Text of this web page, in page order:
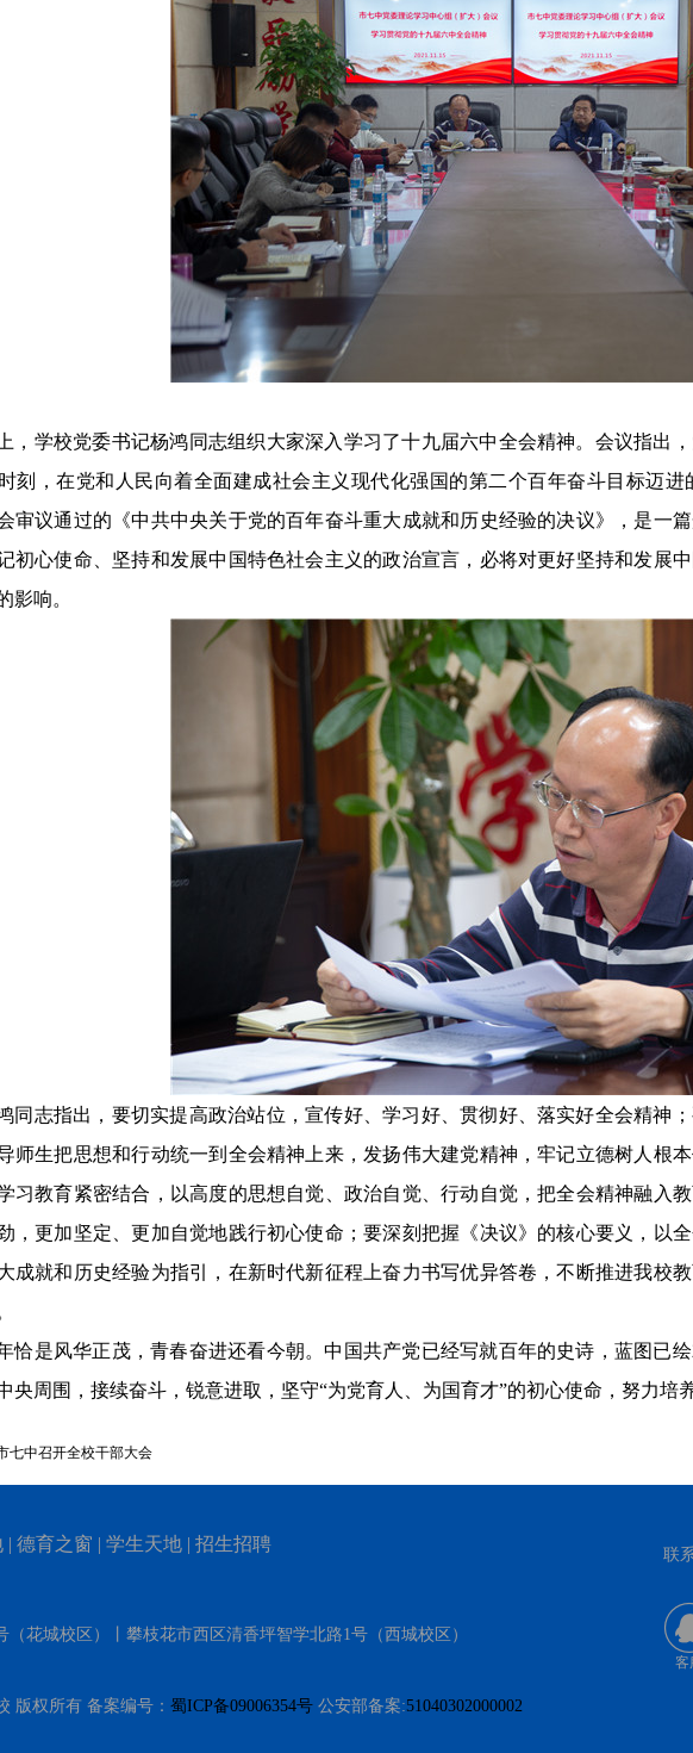
，学校党委书记杨鸿同志组织大家深入学习了十九届六中全会精神。会议指出
刻，在党和人民向着全面建成社会主义现代化强国的第二个百年奋斗目标迈
审议通过的《中共中央关于党的百年奋斗重大成就和历史经验的决议》，是一
初心使命、坚持和发展中国特色社会主义的政治宣言，必将对更好坚持和发展
影响。
同志指出，要切实提高政治站位，宣传好、学习好、贯彻好、落实好全会精神
师生把思想和行动统一到全会精神上来，发扬伟大建党精神，牢记立德树人根
习教育紧密结合，以高度的思想自觉、政治自觉、行动自觉，把全会精神融入
，更加坚定、更加自觉地践行初心使命；要深刻把握《决议》的核心要义，以
成就和历史经验为指引，在新时代新征程上奋力书写优异答卷，不断推进我校
恰是风华正茂，青春奋进还看今朝。中国共产党已经写就百年的史诗，蓝图已
央周围，接续奋斗，锐意进取，坚守“为党育人、为国育才”的初心使命，努力培
七中召开全校干部大会
| 德育之窗 | 学生天地| 招生招聘
花城校区）丨攀枝花市西区清香坪智学北路1号（西城校区）
版权所有 备案编号： 蜀ICP备09006354号公安部备案:51040302000002
联
客